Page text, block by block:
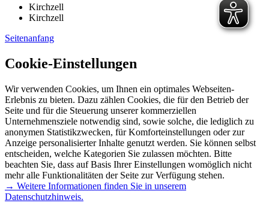
Kirchzell
Kirchzell
Seitenanfang
Cookie-Einstellungen
Wir verwenden Cookies, um Ihnen ein optimales Webseiten-
Erlebnis zu bieten. Dazu zählen Cookies, die für den Betrieb der
Seite und für die Steuerung unserer kommerziellen
Unternehmensziele notwendig sind, sowie solche, die lediglich zu
anonymen Statistikzwecken, für Komforteinstellungen oder zur
Anzeige personalisierter Inhalte genutzt werden. Sie können selbst
entscheiden, welche Kategorien Sie zulassen möchten. Bitte
beachten Sie, dass auf Basis Ihrer Einstellungen womöglich nicht
mehr alle Funktionalitäten der Seite zur Verfügung stehen.
→ Weitere Informationen finden Sie in unserem
Datenschutzhinweis.